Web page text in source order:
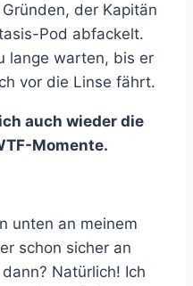
der Kapitän
Pod abfackelt.
lange warten, bis er
vor die Linse fährt.
auch wieder die
Momente.
unten an meinem
schon sicher an
Natürlich! Ich